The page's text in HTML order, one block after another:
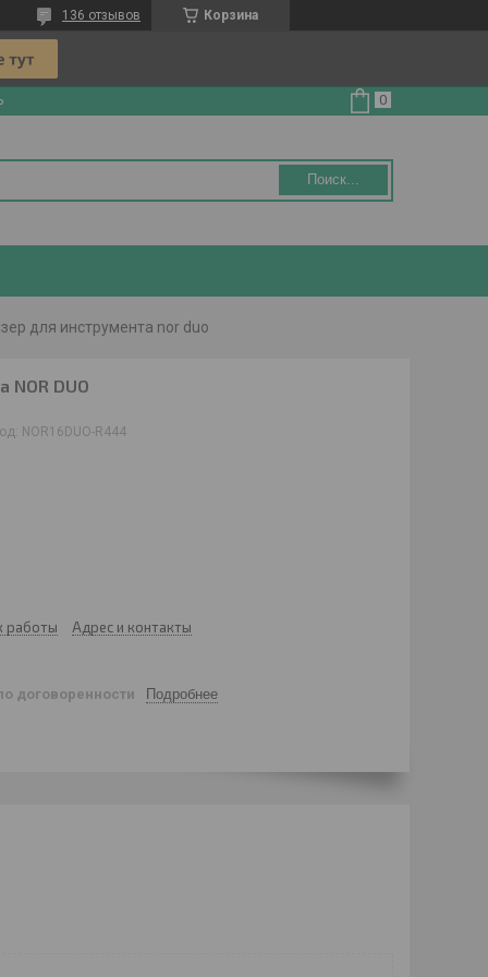
Корзина
136 отзывов
Поиск...
для инструмента nor duo
NOR DUO
NOR16DUO-R444
работы Адрес и контакты
договоренности Подробнее